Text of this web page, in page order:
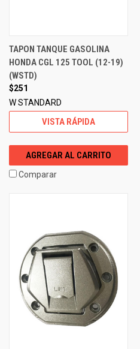
TAPON TANQUE GASOLINA
HONDA CGL 125 TOOL (12-19)
(WSTD)
$251
W STANDARD
VISTA RÁPIDA
AGREGAR AL CARRITO
Comparar